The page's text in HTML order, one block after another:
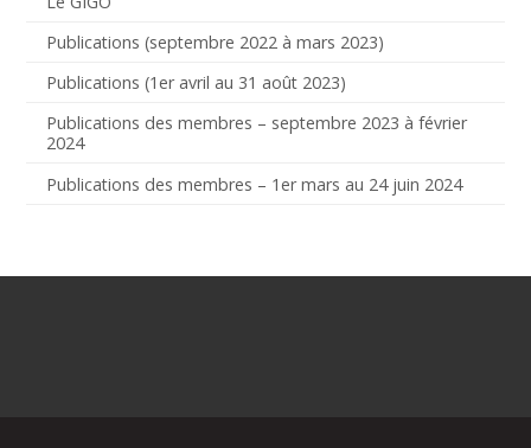
Publications (septembre 2022 à mars 2023)
Publications (1er avril au 31 août 2023)
Publications des membres – septembre 2023 à février
2024
Publications des membres – 1er mars au 24 juin 2024